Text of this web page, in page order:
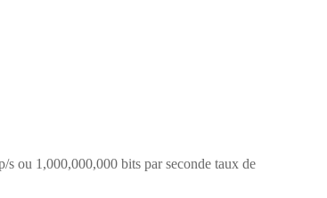
s ou 1,000,000,000 bits par seconde taux de